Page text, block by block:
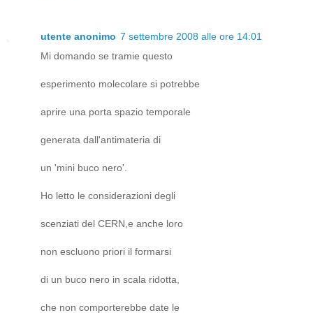
utente anonimo 7 settembre 2008 alle ore 14:01
Mi domando se tramie questo
esperimento molecolare si potrebbe
aprire una porta spazio temporale
generata dall'antimateria di
un 'mini buco nero'.
Ho letto le considerazioni degli
scenziati del CERN,e anche loro
non escluono priori il formarsi
di un buco nero in scala ridotta,
che non comporterebbe date le